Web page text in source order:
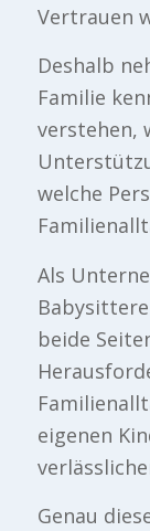
Vertrauen
Deshalb
Familie
verstehen,
welche
Als
beide
eigenen
Genau